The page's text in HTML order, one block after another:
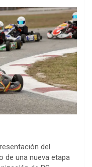
del
de una nueva etapa